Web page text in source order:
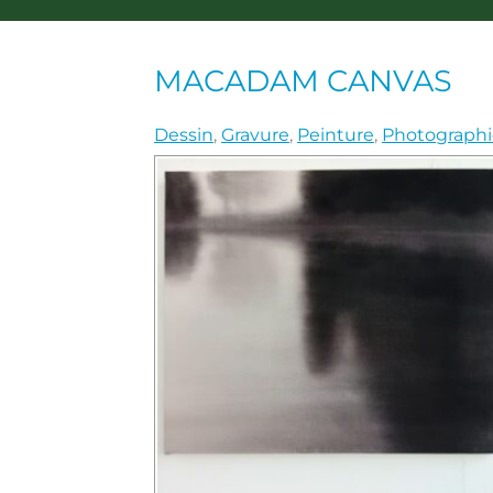
MACADAM CANVAS
Dessin, Gravure, Peinture,